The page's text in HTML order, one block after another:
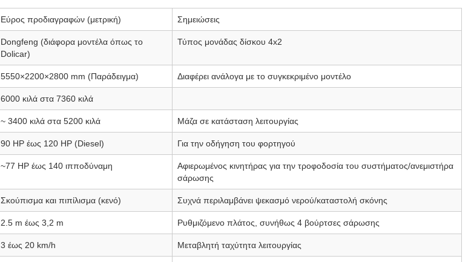
Εύρος προδιαγραφών (μετρική) Σημειώσεις
Dongfeng (διάφορα μοντέλα όπως το
Dolicar)
Τύπος μονάδας δίσκου 4x2
5550×2200×2800 mm (Παράδειγμα) Διαφέρει ανάλογα με το συγκεκριμένο μοντέλο
6000 κιλά στα 7360 κιλά
~ 3400 κιλά στα 5200 κιλά Μάζα σε κατάσταση λειτουργίας
90 HP έως 120 HP (Diesel) Για την οδήγηση του φορτηγού
~77 HP έως 140 ιπποδύναμη
Αφιερωμένος κινητήρας για την τροφοδοσία του συστήματος/ανεμιστήρα
σάρωσης
Σκούπισμα και πιπίλισμα (κενό) Συχνά περιλαμβάνει ψεκασμό νερού/καταστολή σκόνης
2.5 m έως 3,2 m Ρυθμιζόμενο πλάτος, συνήθως 4 βούρτσες σάρωσης
3 έως 20 km/h Μεταβλητή ταχύτητα λειτουργίας